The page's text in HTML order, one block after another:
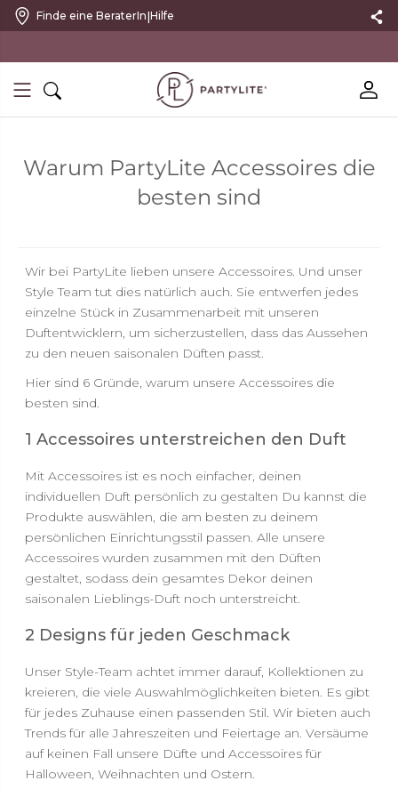
Finde eine BeraterIn|Hilfe
Warum PartyLite Accessoires die
besten sind
Wir bei PartyLite lieben unsere Accessoires. Und unser
Style Team tut dies natürlich auch. Sie entwerfen jedes
einzelne Stück in Zusammenarbeit mit unseren
Duftentwicklern, um sicherzustellen, dass das Aussehen
zu den neuen saisonalen Düften passt.
Hier sind 6 Gründe, warum unsere Accessoires die
besten sind.
1 Accessoires unterstreichen den Duft
Mit Accessoires ist es noch einfacher, deinen
individuellen Duft persönlich zu gestalten Du kannst die
Produkte auswählen, die am besten zu deinem
persönlichen Einrichtungsstil passen. Alle unsere
Accessoires wurden zusammen mit den Düften
gestaltet, sodass dein gesamtes Dekor deinen
saisonalen Lieblings-Duft noch unterstreicht.
2 Designs für jeden Geschmack
Unser Style-Team achtet immer darauf, Kollektionen zu
kreieren, die viele Auswahlmöglichkeiten bieten. Es gibt
für jedes Zuhause einen passenden Stil. Wir bieten auch
Trends für alle Jahreszeiten und Feiertage an. Versäume
auf keinen Fall unsere Düfte und Accessoires für
Halloween, Weihnachten und Ostern.